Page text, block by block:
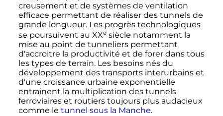
creusement et de systèmes de ventilation
efficace permettant de réaliser des tunnels de
grande longueur. Les progrès technologiques
se poursuivent au XXe siècle notamment la
mise au point de tunneliers permettant
d'accroitre la productivité et de forer dans tous
les types de terrain. Les besoins nés du
développement des transports interurbains et
d'une croissance urbaine exponentielle
entrainent la multiplication des tunnels
ferroviaires et routiers toujours plus audacieux
comme le tunnel sous la Manche.